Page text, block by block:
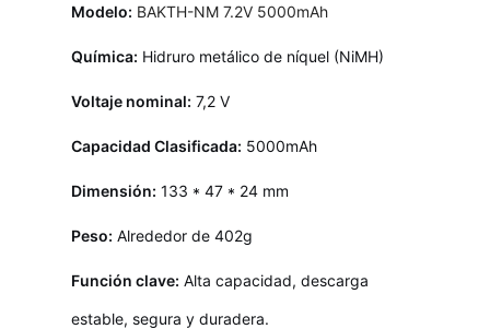
Modelo: BAKTH-NM 7.2V 5000mAh
Química: Hidruro metálico de níquel (NiMH)
Voltaje nominal: 7,2 V
Capacidad Clasificada: 5000mAh
Dimensión: 133 * 47 * 24 mm
Peso: Alrededor de 402g
Función clave: Alta capacidad, descarga
estable, segura y duradera.